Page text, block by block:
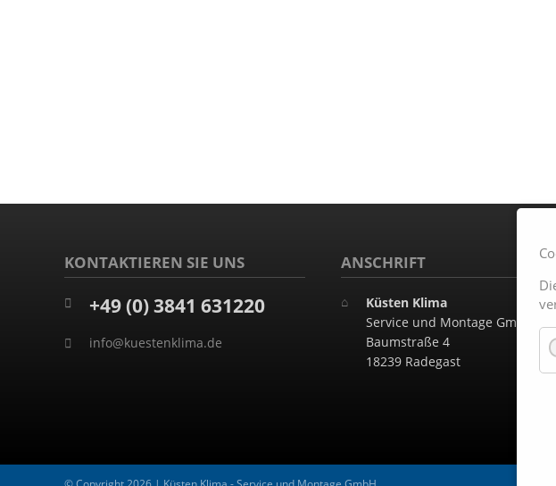
KONTAKTIEREN SIE UNS
+49 (0) 3841 631220
info@kuestenklima.de
ANSCHRIFT
Küsten Klima
Service und Montage GmbH
Baumstraße 4
18239 Radegast